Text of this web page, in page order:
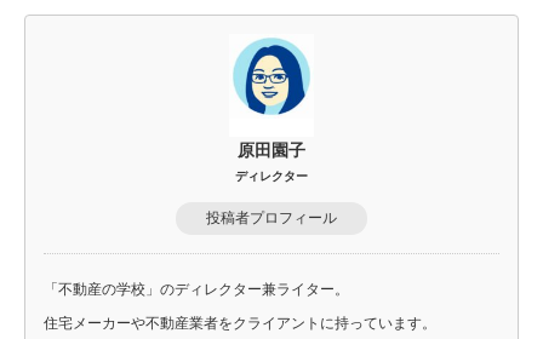
原田園子
ディレクター
投稿者プロフィール
「不動産の学校」のディレクター兼ライター。
住宅メーカーや不動産業者をクライアントに持っています。